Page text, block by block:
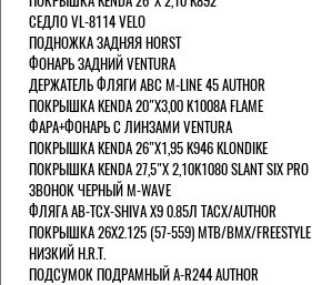
СЕДЛО VL-8114 VELO
ПОДНОЖКА ЗАДНЯЯ HORST
ФОНАРЬ ЗАДНИЙ VENTURA
ДЕРЖАТЕЛЬ ФЛЯГИ АВС M-LINE 45 AUTHOR
ПОКРЫШКА KENDA 20"Х3,00 K1008A FLAME
ФАРА+ФОНАРЬ С ЛИНЗАМИ VENTURA
ПОКРЫШКА KENDA 26"Х1,95 K946 KLONDIKE
ПОКРЫШКА KENDA 27,5"Х 2,10K1080 SLANT SIX PRO
ЗВОНОК ЧЕРНЫЙ M-WAVE
ФЛЯГА AB-TCX-SHIVA X9 0.85Л TACX/AUTHOR
ПОКРЫШКА 26X2.125 (57-559) MTB/BMX/FREESTYLE
НИЗКИЙ H.R.T.
ПОДСУМОК ПОДРАМНЫЙ A-R244 AUTHOR